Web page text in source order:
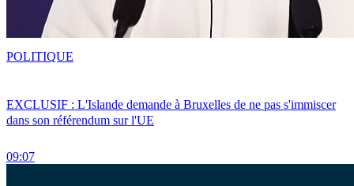
EXCLUSIF : L'Islande demande à Bruxelles de ne pas s'immiscer
dans son référendum sur l'UE
09:07
POLITIQUE